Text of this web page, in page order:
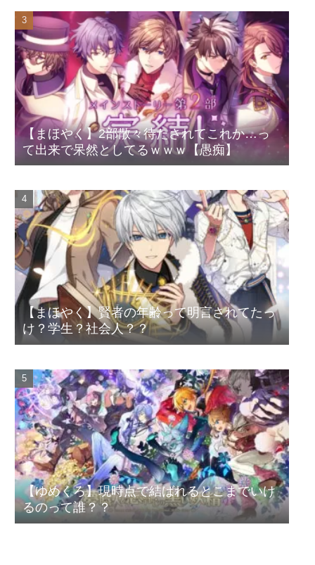
【まほやく】2部散々待たされてこれか…っ
て出来で呆然としてるｗｗｗ【愚痴】
【まほやく】賢者の年齢って明言されてたっ
け？学生？社会人？？
【ゆめくろ】現時点で結ばれるとこまでいけ
るのって誰？？